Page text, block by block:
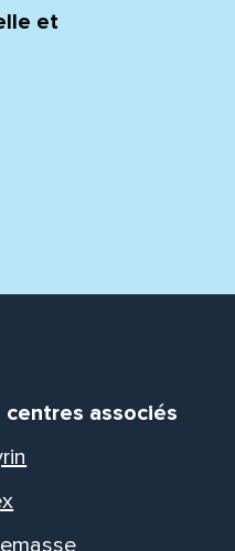
et
centres associés